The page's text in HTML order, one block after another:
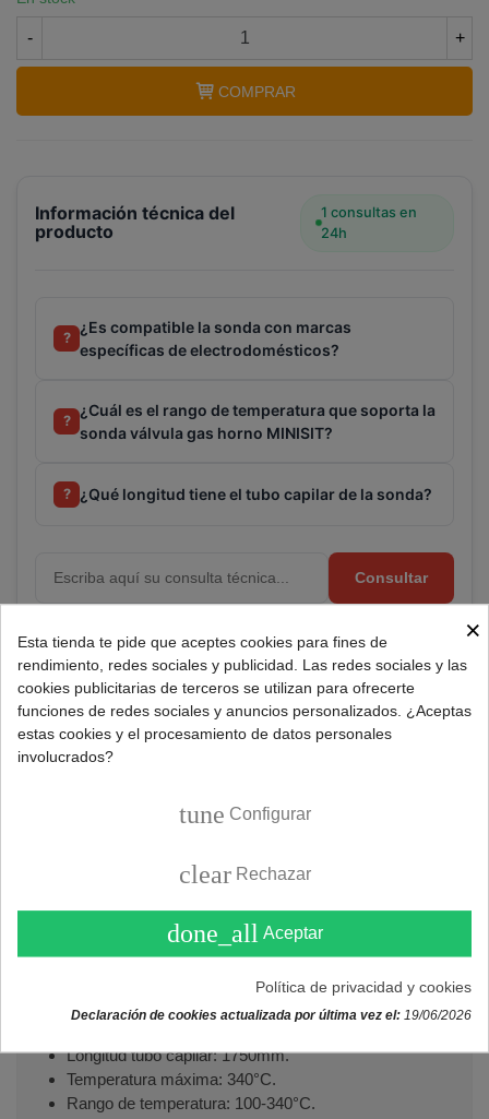
- +
COMPRAR
Información técnica del
producto
1 consultas en
24h
?
¿Es compatible la sonda con marcas
específicas de electrodomésticos?
?
¿Cuál es el rango de temperatura que soporta la
sonda válvula gas horno MINISIT?
? ¿Qué longitud tiene el tubo capilar de la sonda?
Consultar
Referencia: 329870541
Marca: UNIVERSAL
gas para freidora, horno y plancha.
Modelo MINISIT 710.
Longitud: 68mm.
Longitud tubo capilar: 1750mm.
Temperatura máxima: 340°C.
Rango de temperatura: 100-340°C.
Terminal de consulta ○ Motor activo -
válvula gas horno MINISIT 100-340ºC
×
Esta tienda te pide que aceptes cookies para fines de
rendimiento, redes sociales y publicidad. Las redes sociales y las
cookies publicitarias de terceros se utilizan para ofrecerte
funciones de redes sociales y anuncios personalizados. ¿Aceptas
estas cookies y el procesamiento de datos personales
involucrados?
tune Configurar
clear Rechazar
done_all Aceptar
Política de privacidad y cookies
Declaración de cookies actualizada por última vez el: 19/06/2026